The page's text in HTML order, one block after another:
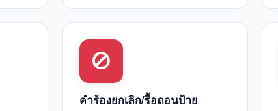
คำร้องยกเลิก/รื้อถอนป้าย